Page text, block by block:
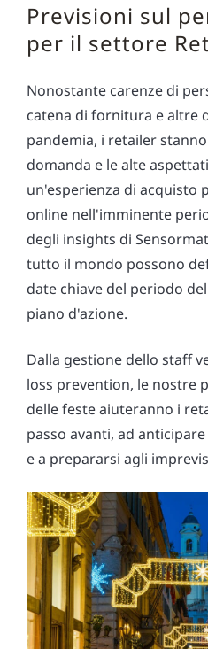
Previsioni sul
per il settore
Nonostante carenze di
catena di fornitura e altre
pandemia, i retailer
domanda e le alte
un'esperienza di acquisto
online nell'imminente
degli insights di
tutto il mondo possono
date chiave del periodo
piano d'azione.
Dalla gestione dello staff
loss prevention, le nostre
delle feste aiuteranno i
passo avanti, ad
e a prepararsi agli